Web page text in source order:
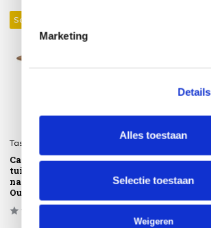
Marketing
Alles toestaan
Selectie toestaan
Weigeren
Sale 25%
Taste 4SO
Capri barrel dining
tuintafel 240x110xH75 cm
naturel teak 4 Seasons
Outdoor
Capri
tuintafel
naturel